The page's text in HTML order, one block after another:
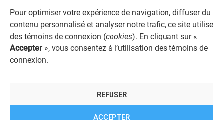
Pour optimiser votre expérience de navigation, diffuser du
contenu personnalisé et analyser notre trafic, ce site utilise
des témoins de connexion (cookies). En cliquant sur «
Accepter », vous consentez à l’utilisation des témoins de
connexion.
ACCEPTER
REFUSER
AVIS JURIDIQUE GÉNÉRAL
POLITIQUE DE TRAITEMENT DES PLAINTES
REGISTRE DES CONFLITS D'INTÉRÊTS